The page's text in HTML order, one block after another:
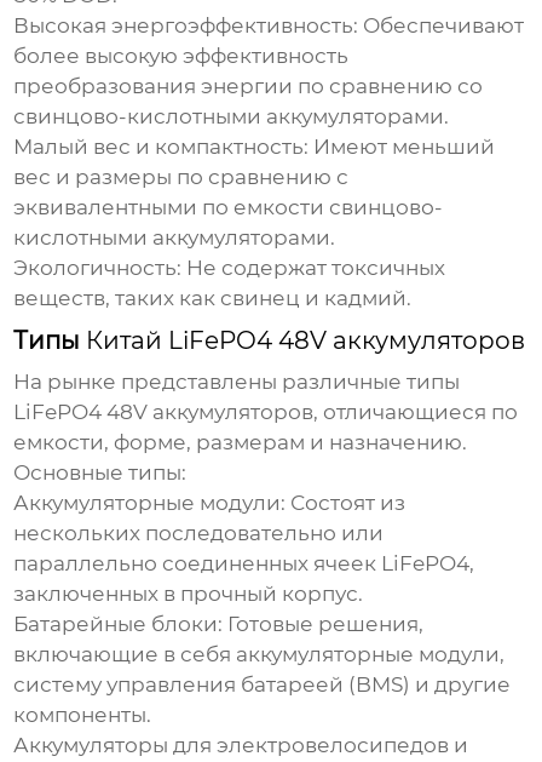
Высокая энергоэффективность: Обеспечивают
более высокую эффективность
преобразования энергии по сравнению со
свинцово-кислотными аккумуляторами.
Малый вес и компактность: Имеют меньший
вес и размеры по сравнению с
эквивалентными по емкости свинцово-
кислотными аккумуляторами.
Экологичность: Не содержат токсичных
веществ, таких как свинец и кадмий.
Типы Китай LiFePO4 48V аккумуляторов
На рынке представлены различные типы
LiFePO4 48V аккумуляторов, отличающиеся по
емкости, форме, размерам и назначению.
Основные типы:
Аккумуляторные модули: Состоят из
нескольких последовательно или
параллельно соединенных ячеек LiFePO4,
заключенных в прочный корпус.
Батарейные блоки: Готовые решения,
включающие в себя аккумуляторные модули,
систему управления батареей (BMS) и другие
компоненты.
Аккумуляторы для электровелосипедов и